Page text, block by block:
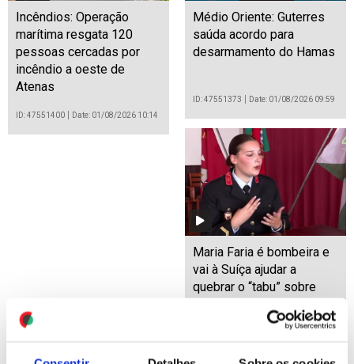
Incêndios: Operação
marítima resgata 120
pessoas cercadas por
incêndio a oeste de
Atenas
ID: 47551400 Date: 01/08/2026 10:14
Médio Oriente: Guterres
saúda acordo para
desarmamento do Hamas
ID: 47551373 Date: 01/08/2026 09:59
Maria Faria é bombeira e
vai à Suíça ajudar a
quebrar o “tabu” sobre